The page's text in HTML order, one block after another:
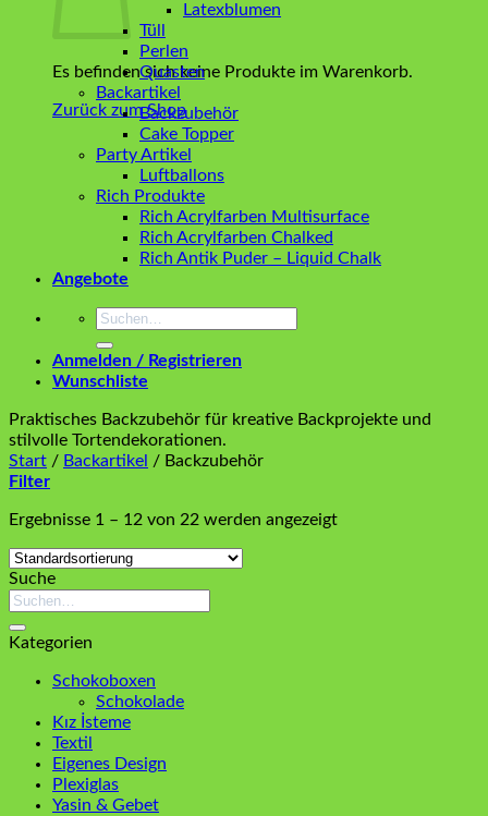
Es befinden sich keine Produkte im Warenkorb.
Zurück zum Shop
Latexblumen
Tüll
Perlen
Quasten
Backartikel
Backzubehör
Cake Topper
Party Artikel
Luftballons
Rich Produkte
Rich Acrylfarben Multisurface
Rich Acrylfarben Chalked
Rich Antik Puder – Liquid Chalk
Angebote
Suchen
Anmelden / Registrieren
Wunschliste
Praktisches Backzubehör für kreative Backprojekte und
stilvolle Tortendekorationen.
Start / Backartikel / Backzubehör
Filter
Ergebnisse 1 – 12 von 22 werden angezeigt
Suche
Suchen
Kategorien
Schokoboxen
Schokolade
Kız İsteme
Textil
Eigenes Design
Plexiglas
Yasin & Gebet